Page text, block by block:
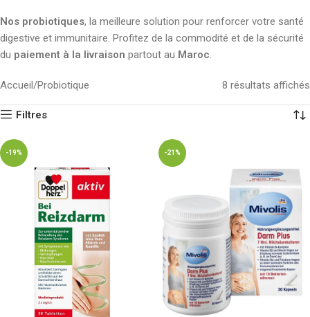
Nos probiotiques, la meilleure solution pour renforcer votre santé
digestive et immunitaire. Profitez de la commodité et de la sécurité
du paiement à la livraison partout au Maroc.
Accueil Probiotique 8 résultats affichés
Filtres
-19% -21%